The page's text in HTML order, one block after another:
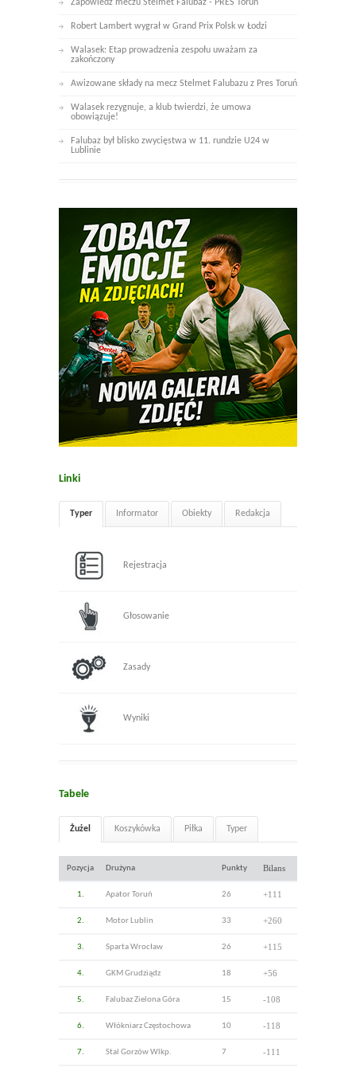
Zapowiedź meczu Stelmet Falubaz - PRES Toruń
Robert Lambert wygrał w Grand Prix Polsk w Łodzi
Walasek: Etap prowadzenia zespołu uważam za
zakończony
Awizowane składy na mecz Stelmet Falubazu z Pres Toruń
Walasek rezygnuje, a klub twierdzi, że umowa
obowiązuje!
Falubaz był blisko zwycięstwa w 11. rundzie U24 w
Lublinie
Linki
Typer Informator Obiekty Redakcja
Rejestracja
Głosowanie
Zasady
Wyniki
Tabele
Żużel Koszykówka Piłka Typer
Pozycja Drużyna Punkty Bilans
1. Apator Toruń 26 +111
2. Motor Lublin 33 +260
3. Sparta Wrocław 26 +115
4. GKM Grudziądz 18 +56
5. Falubaz Zielona Góra 15 -108
6. Włókniarz Częstochowa 10 -118
7. Stal Gorzów Wlkp. 7 -111